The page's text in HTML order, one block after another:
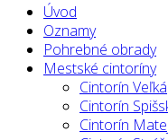
Úvod
Oznamy
Pohrebné obrady
Mestské cintoríny
Cintorín Veľká
Cintorín
Cintorín